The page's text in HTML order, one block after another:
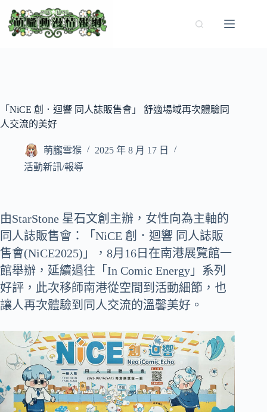
至
「NiCE 創．迴響 同人誌販售會」 舒適場域再次體驗同
人交流的美好
萌朧雪猴
2025 年 8 月 17 日
活動新訊/報導
由StarStone 星石文創主辦，女性向為主軸的
同人誌販售會：「NiCE 創．迴響 同人誌販
售會(NiCE2025)」，8月16日在南港展覽館一
館舉辦，延續過往「In Comic Energy」系列
好評，此次移師南港從空間到活動細節，也
讓人再次體驗到同人交流的溫馨美好。